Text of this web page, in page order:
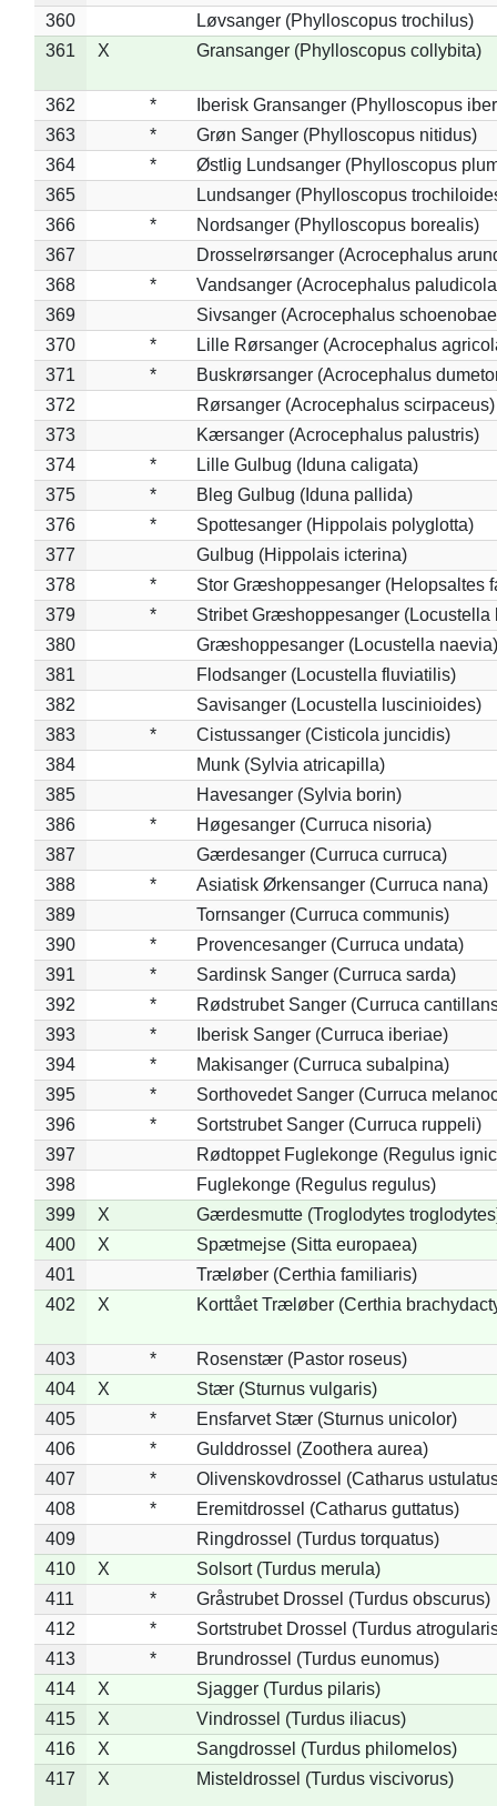
360
Løvsanger (Phylloscopus trochilus)
361
X Gransanger (Phylloscopus collybita)
362 *
Iberisk Gransanger (Phylloscopus
363
*
Grøn Sanger (Phylloscopus nitidus)
364
*
Østlig Lundsanger (Phylloscopus
365
Lundsanger (Phylloscopus
366
*
Nordsanger (Phylloscopus borealis)
367
Drosselrørsanger (Acrocephalus
368
*
Vandsanger (Acrocephalus
369
Sivsanger (Acrocephalus
370
*
Lille Rørsanger (Acrocephalus
371
*
Buskrørsanger (Acrocephalus
372
Rørsanger (Acrocephalus scirpaceus)
373
Kærsanger (Acrocephalus palustris)
374
*
Lille Gulbug (Iduna caligata)
375
*
Bleg Gulbug (Iduna pallida)
376
*
Spottesanger (Hippolais polyglotta)
377
Gulbug (Hippolais icterina)
378
*
Stor Græshoppesanger (Helopsaltes
379
*
Stribet Græshoppesanger (Locustella
380
Græshoppesanger (Locustella naevia)
381
Flodsanger (Locustella fluviatilis)
382
Savisanger (Locustella luscinioides)
383
*
Cistussanger (Cisticola juncidis)
384
Munk (Sylvia atricapilla)
385
Havesanger (Sylvia borin)
386
*
Høgesanger (Curruca nisoria)
387
Gærdesanger (Curruca curruca)
388
*
Asiatisk Ørkensanger (Curruca nana)
389
Tornsanger (Curruca communis)
390
*
Provencesanger (Curruca undata)
391
*
Sardinsk Sanger (Curruca sarda)
392
*
Rødstrubet Sanger (Curruca
393
*
Iberisk Sanger (Curruca iberiae)
394
*
Makisanger (Curruca subalpina)
395
*
Sorthovedet Sanger (Curruca
396
*
Sortstrubet Sanger (Curruca ruppeli)
397
Rødtoppet Fuglekonge (Regulus
398
Fuglekonge (Regulus regulus)
399
X
Gærdesmutte (Troglodytes
400
X
Spætmejse (Sitta europaea)
401
Træløber (Certhia familiaris)
402
X Korttået Træløber (Certhia
403 *
Rosenstær (Pastor roseus)
404
X
Stær (Sturnus vulgaris)
405
*
Ensfarvet Stær (Sturnus unicolor)
406
*
Gulddrossel (Zoothera aurea)
407
*
Olivenskovdrossel (Catharus
408
*
Eremitdrossel (Catharus guttatus)
409
Ringdrossel (Turdus torquatus)
410
X
Solsort (Turdus merula)
411
*
Gråstrubet Drossel (Turdus obscurus)
412
*
Sortstrubet Drossel (Turdus
413
*
Brundrossel (Turdus eunomus)
414
X
Sjagger (Turdus pilaris)
415
X
Vindrossel (Turdus iliacus)
416
X
Sangdrossel (Turdus philomelos)
417
X Misteldrossel (Turdus viscivorus)